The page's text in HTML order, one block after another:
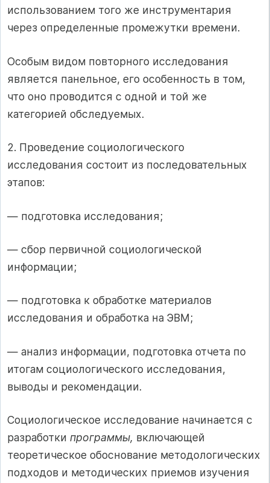
использованием того же инструментария
через определенные промежутки времени.
Особым видом повторного исследования
является панельное, его особенность в том,
что оно проводится с одной и той же
категорией обследуемых.
2. Проведение социологического
исследования состоит из последовательных
этапов:
— подготовка исследования;
— сбор первичной социологической
информации;
— подготовка к обработке материалов
исследования и обработка на ЭВМ;
— анализ информации, подготовка отчета по
итогам социологического исследования,
выводы и рекомендации.
Социологическое исследование начинается с
разработки программы, включающей
теоретическое обоснование методологических
подходов и методических приемов изучения